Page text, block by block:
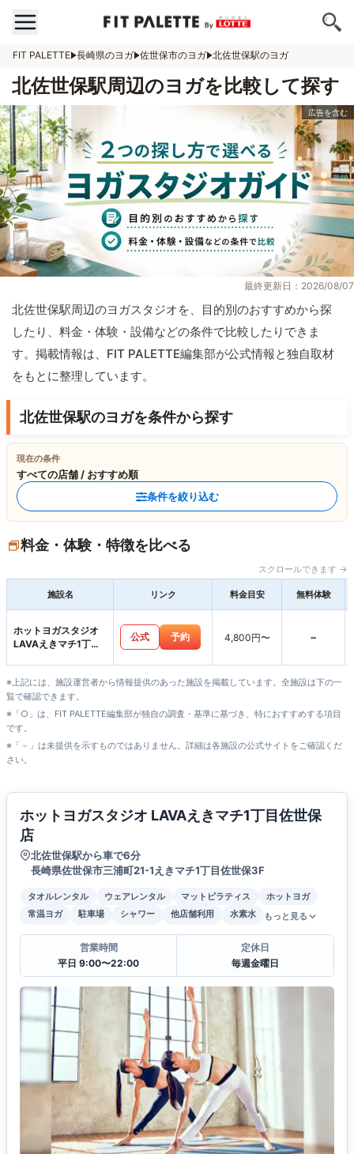
FIT PALETTE 長崎県のヨガ 佐世保市のヨガ 北佐世保駅のヨガ
北佐世保駅周辺のヨガを比較して探す
最終更新日：2026/08/07
北佐世保駅周辺のヨガスタジオを、目的別のおすすめから探
したり、料金・体験・設備などの条件で比較したりできま
す。掲載情報は、FIT PALETTE編集部が公式情報と独自取材
をもとに整理しています。
北佐世保駅のヨガを条件から探す
現在の条件
すべての店舗 / おすすめ順
条件を絞り込む
料金・体験・特徴を比べる
スクロールできます →
施設名 リンク 料金目安 無料体験
ホットヨガスタジオ
LAVAえきマチ1丁目
公式 予約 4,800円〜 -
※上記には、施設運営者から情報提供のあった施設を掲載しています。全施設は下の一
覧で確認できます。
※「○」は、FIT PALETTE編集部が独自の調査・基準に基づき、特におすすめする項目
です。
※「－」は未提供を示すものではありません。詳細は各施設の公式サイトをご確認くだ
さい。
ホットヨガスタジオ LAVAえきマチ1丁目佐世保
店
北佐世保駅から車で6分
長崎県佐世保市三浦町21-1えきマチ1丁目佐世保3F
タオルレンタル ウェアレンタル マットピラティス
ホットヨガ
常温ヨガ
駐車場 シャワー 他店舗利用 水素水 もっと見る
営業時間
平日 9:00〜22:00
定休日
毎週金曜日